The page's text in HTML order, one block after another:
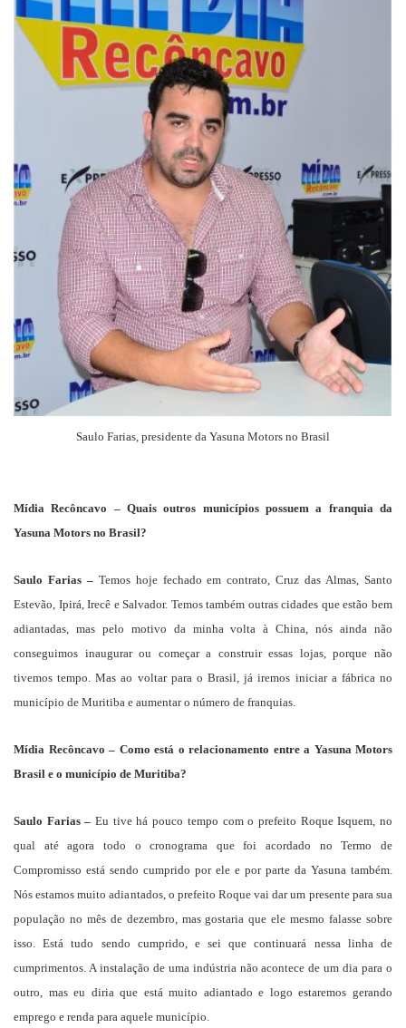
Saulo Farias, presidente da Yasuna Motors no Brasil
Mídia Recôncavo – Quais outros municípios possuem a franquia da
Yasuna Motors no Brasil?
Saulo Farias –Temos hoje fechado em contrato, Cruz das Almas, Santo
Estevão, Ipirá, Irecê e Salvador. Temos também outras cidades que estão bem
adiantadas, mas pelo motivo da minha volta à China, nós ainda não
conseguimos inaugurar ou começar a construir essas lojas, porque não
tivemos tempo. Mas ao voltar para o Brasil, já iremos iniciar a fábrica no
município de Muritiba e aumentar o número de franquias.
Mídia Recôncavo – Como está o relacionamento entre a Yasuna Motors
Brasil e o município de Muritiba?
Saulo Farias – Eu tive há pouco tempo com o prefeito Roque Isquem, no
qual até agora todo o cronograma que foi acordado no Termo de
Compromisso está sendo cumprido por ele e por parte da Yasuna também.
Nós estamos muito adiantados, o prefeito Roque vai dar um presente para sua
população no mês de dezembro, mas gostaria que ele mesmo falasse sobre
isso. Está tudo sendo cumprido, e sei que continuará nessa linha de
cumprimentos. A instalação de uma indústria não acontece de um dia para o
outro, mas eu diria que está muito adiantado e logo estaremos gerando
emprego e renda para aquele município.